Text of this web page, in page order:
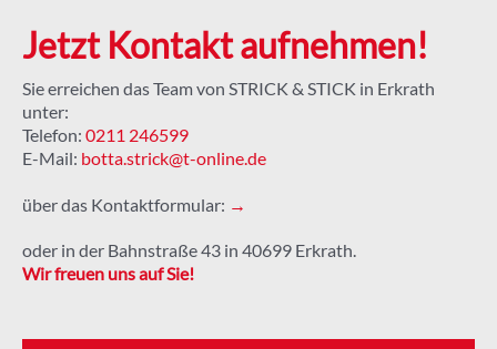
Jetzt Kontakt aufnehmen!
Sie erreichen das Team von STRICK & STICK in Erkrath
unter:
Telefon: 0211 246599
E-Mail: botta.strick@t-online.de
über das Kontaktformular: →
oder in der Bahnstraße 43 in 40699 Erkrath.
Wir freuen uns auf Sie!